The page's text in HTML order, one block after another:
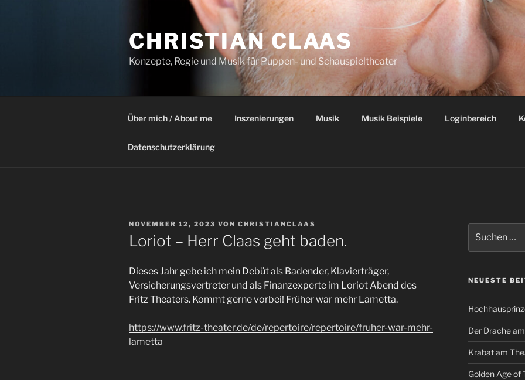
CHRISTIAN CLAAS
Konzepte, Regie und Musik für Puppen- und Schauspieltheater
Über mich / About me Inszenierungen Musik Musik Beispiele Loginbereich
Datenschutzerklärung
VERÖFFENTLICHT
AM
NOVEMBER 12, 2023 VON CHRISTIANCLAAS
Loriot – Herr Claas geht baden.
Dieses Jahr gebe ich mein Debüt als Badender, Klavierträger,
Versicherungsvertreter und als Finanzexperte im Loriot Abend des
Fritz Theaters. Kommt gerne vorbei! Früher war mehr Lametta.
https://www.fritz-theater.de/de/repertoire/repertoire/fruher-war-mehr-
lametta
nach:
NEUESTE
Der Drache
Krabat am
Golden Age of